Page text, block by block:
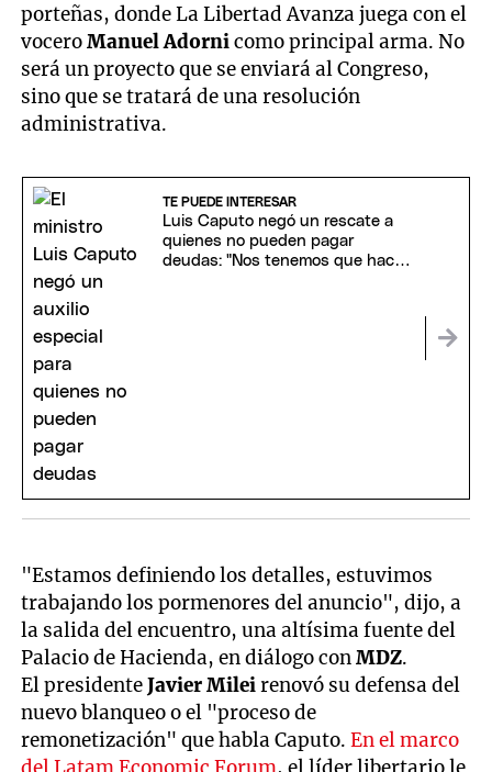
porteñas, donde La Libertad Avanza juega con el
voceroManuel Adornicomo principal arma. No
será un proyecto que se enviará al Congreso,
sino que se tratará de una resolución
administrativa.
TE PUEDE INTERESAR
Luis Caputo negó un rescate a
quienes no pueden pagar
deudas: "Nos tenemos que hacer
"Estamos definiendo los detalles, estuvimos
trabajando los pormenores del anuncio", dijo, a
la salida del encuentro, una altísima fuente del
Palacio de Hacienda, en diálogo conMDZ.
El presidenteJavier Mileirenovó su defensa del
nuevo blanqueo o el "proceso de
remonetización" que habla Caputo.En el marco